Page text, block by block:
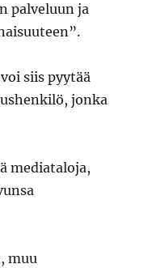
palveluun ja
siis pyytää
jonka
mediataloja,
muu